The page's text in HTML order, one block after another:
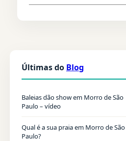
Últimas do Blog
Baleias dão show em Morro de São
Paulo – vídeo
Qual é a sua praia em Morro de São
Paulo?